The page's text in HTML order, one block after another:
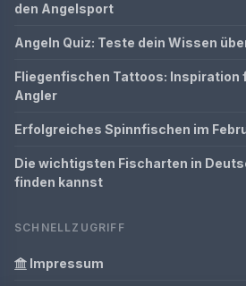
den Angelsport
Angeln Quiz: Teste dein Wissen
Fliegenfischen Tattoos: Inspiration
Angler
Erfolgreiches Spinnfischen im
Die wichtigsten Fischarten in
finden kannst
SCHNELLZUGRIFF
Impressum